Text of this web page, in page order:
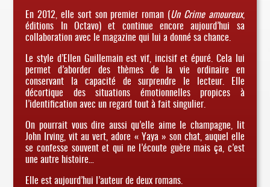
En 2012, elle sort son premier roman (Un Crime amoureux,
éditions In Octavo) et continue encore aujourd’hui sa
collaboration avec le magazine qui lui a donné sa chance.
Le style d’Ellen Guillemain est vif, incisif et épuré. Cela lui
permet d’aborder des thèmes de la vie ordinaire en
conservant la capacité de surprendre le lecteur. Elle
décortique des situations émotionnelles propices à
l’identification avec un regard tout à fait singulier.
On pourrait vous dire aussi qu’elle aime le champagne, lit
John Irving, vit au vert, adore « Yaya » son chat, auquel elle
se confesse souvent et qui ne l’écoute guère mais ça, c’est
une autre histoire…
Elle est aujourd’hui l’auteur de deux romans.